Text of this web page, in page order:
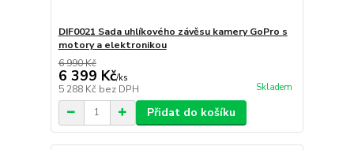
DIF0021 Sada uhlíkového závěsu kamery GoPro s
motory a elektronikou
6 990 Kč
6 399 Kč/ks
5 288 Kč bez DPH Skladem
Přidat do košíku